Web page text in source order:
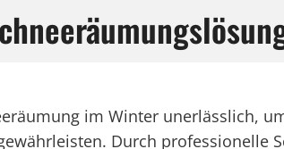
im Winter unerlässlich,
Durch professionelle